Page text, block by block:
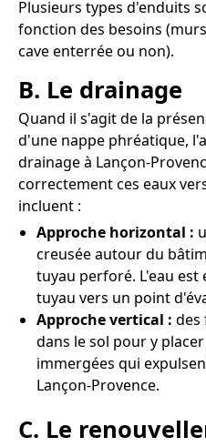
Plusieurs types d'enduits
fonction des besoins
cave enterrée ou non).
B. Le drainage
Quand il s'agit de la
d'une nappe phréatique,
drainage à Lançon-
correctement ces eaux
incluent :
Approche horizontal :
creusée autour du
tuyau perforé. L'eau est
tuyau vers un point
Approche vertical : des
dans le sol pour y
immergées qui
Lançon-Provence.
C. Le